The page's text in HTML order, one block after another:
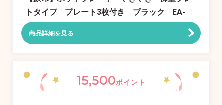
トタイプ プレート3枚付き ブラック EA-
KJ30-BA
商品詳細を見る
15,500ポイント